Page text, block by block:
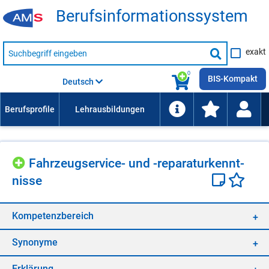
Be­rufs­in­for­ma­ti­ons­sys­tem
Suche
nach
Suche
starten
exakt
0
Deutsch BIS-Kompakt
Fahr­zeugser­vice- und -re­pa­ra­tur­kennt­
nis­se
Kom­pe­tenz­be­reich
Syn­ony­me